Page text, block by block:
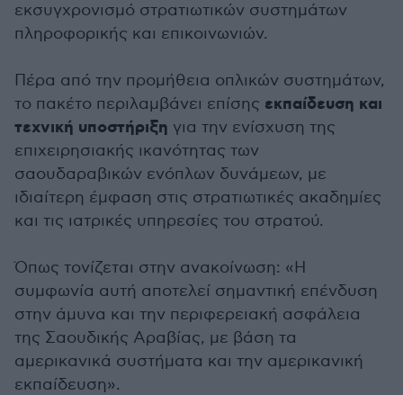
εκσυγχρονισμό στρατιωτικών συστημάτων
πληροφορικής και επικοινωνιών.
Πέρα από την προμήθεια οπλικών συστημάτων,
το πακέτο περιλαμβάνει επίσης εκπαίδευση και
τεχνική υποστήριξη για την ενίσχυση της
επιχειρησιακής ικανότητας των
σαουδαραβικών ενόπλων δυνάμεων, με
ιδιαίτερη έμφαση στις στρατιωτικές ακαδημίες
και τις ιατρικές υπηρεσίες του στρατού.
Όπως τονίζεται στην ανακοίνωση: «Η
συμφωνία αυτή αποτελεί σημαντική επένδυση
στην άμυνα και την περιφερειακή ασφάλεια
της Σαουδικής Αραβίας, με βάση τα
αμερικανικά συστήματα και την αμερικανική
εκπαίδευση».